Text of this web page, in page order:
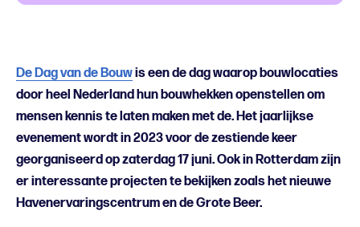
De Dag van de Bouwis een de dag waarop bouwlocaties
door heel Nederland hun bouwhekken openstellen om
mensen kennis te laten maken met de. Het jaarlijkse
evenement wordt in 2023 voor de zestiende keer
georganiseerd op zaterdag 17 juni. Ook in Rotterdam zijn
er interessante projecten te bekijken zoals het nieuwe
Havenervaringscentrum en de Grote Beer.